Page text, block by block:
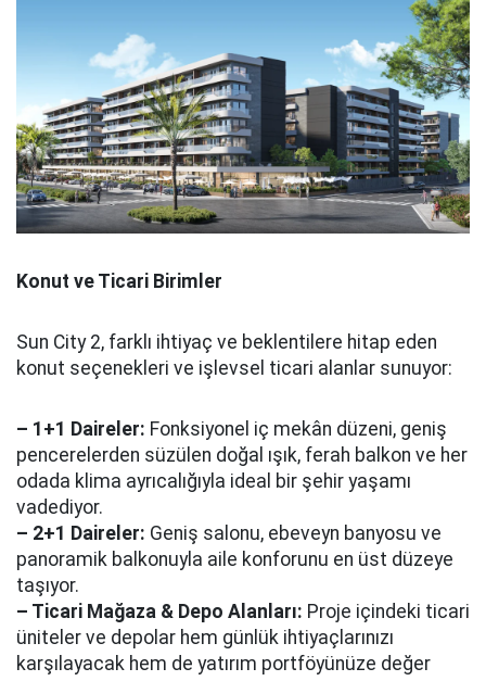
Konut ve Ticari Birimler
Sun City 2, farklı ihtiyaç ve beklentilere hitap eden
konut seçenekleri ve işlevsel ticari alanlar sunuyor:
– 1+1 Daireler: Fonksiyonel iç mekân düzeni, geniş
pencerelerden süzülen doğal ışık, ferah balkon ve her
odada klima ayrıcalığıyla ideal bir şehir yaşamı
vadediyor.
– 2+1 Daireler: Geniş salonu, ebeveyn banyosu ve
panoramik balkonuyla aile konforunu en üst düzeye
taşıyor.
– Ticari Mağaza & Depo Alanları: Proje içindeki ticari
üniteler ve depolar hem günlük ihtiyaçlarınızı
karşılayacak hem de yatırım portföyünüze değer